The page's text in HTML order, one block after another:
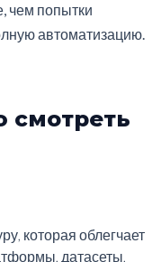
чем попытки
автоматизацию.
смотреть
которая облегчает
датасеты,